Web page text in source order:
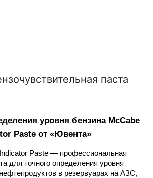
паста
уровня бензина McCabe
Paste от «Ювента»
Paste — профессиональная
для точного определения уровня
в резервуарах на АЗС,